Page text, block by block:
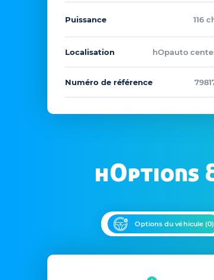
Puissance 116
Localisation hOpauto
Numéro de référence
hOptions
Options du véhicule (0)